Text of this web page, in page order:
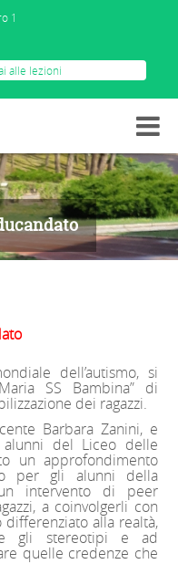
1
alle lezioni
ALL’EDUCANDATO
dell’autismo, si
SS Bambina” di
dei ragazzi.
Barbara Zanini, e
alunni del Liceo delle
un approfondimento
per gli alunni della
intervento di peer
a coinvolgerli con
alla realtà,
gli stereotipi e ad
quelle credenze che